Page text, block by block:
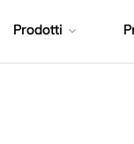
Prodotti